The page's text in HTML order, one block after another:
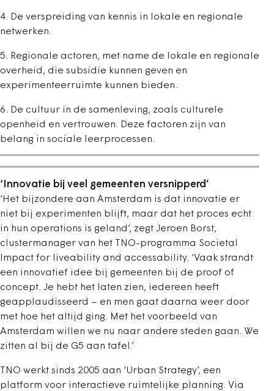
4. De verspreiding van kennis in lokale en regionale
netwerken.
5. Regionale actoren, met name de lokale en regionale
overheid, die subsidie kunnen geven en
experimenteerruimte kunnen bieden.
6. De cultuur in de samenleving, zoals culturele
openheid en vertrouwen. Deze factoren zijn van
belang in sociale leerprocessen.
‘Innovatie bij veel gemeenten versnipperd’
‘Het bijzondere aan Amsterdam is dat innovatie er
niet bij experimenten blijft, maar dat het proces echt
in hun operations is geland’, zegt Jeroen Borst,
clustermanager van het TNO-programma Societal
Impact for liveability and accessability. ‘Vaak strandt
een innovatief idee bij gemeenten bij de proof of
concept. Je hebt het laten zien, iedereen heeft
geapplaudisseerd – en men gaat daarna weer door
met hoe het altijd ging. Met het voorbeeld van
Amsterdam willen we nu naar andere steden gaan. We
zitten al bij de G5 aan tafel.’
TNO werkt sinds 2005 aan ‘Urban Strategy’, een
platform voor interactieve ruimtelijke planning. Via